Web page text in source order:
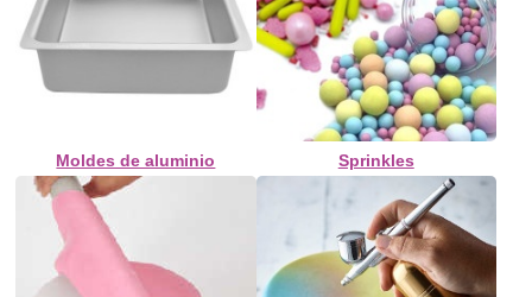
Moldes de aluminio Sprinkles